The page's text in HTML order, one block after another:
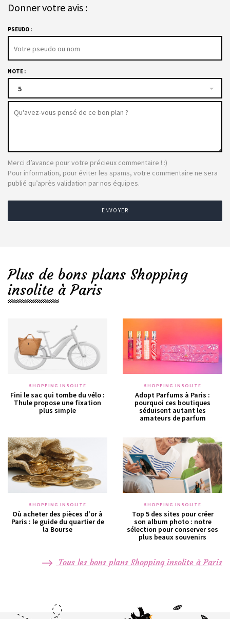
Donner votre avis :
PSEUDO :
NOTE :
5
Merci d’avance pour votre précieux commentaire ! :)
Pour information, pour éviter les spams, votre commentaire ne sera
publié qu’après validation par nos équipes.
ENVOYER
Plus de bons plans Shopping
insolite à Paris
SHOPPING INSOLITE
Fini le sac qui tombe du vélo :
Thule propose une fixation
plus simple
SHOPPING INSOLITE
Adopt Parfums à Paris :
pourquoi ces boutiques
séduisent autant les
amateurs de parfum
SHOPPING INSOLITE
Où acheter des pièces d'or à
Paris : le guide du quartier de
la Bourse
SHOPPING INSOLITE
Top 5 des sites pour créer
son album photo : notre
sélection pour conserver ses
plus beaux souvenirs
Tous les bons plans Shopping insolite à Paris